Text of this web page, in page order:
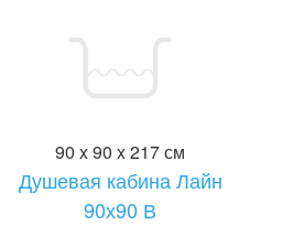
90 x 90 x 217 см
Душевая кабина Лайн
90х90 В